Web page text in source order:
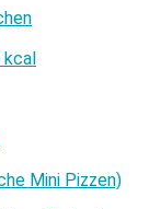
kcal
Mini Pizzen)